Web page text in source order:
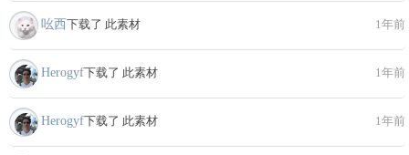
吆西下载了 此素材 1年前
Herogyf下载了 此素材 1年前
Herogyf下载了 此素材 1年前